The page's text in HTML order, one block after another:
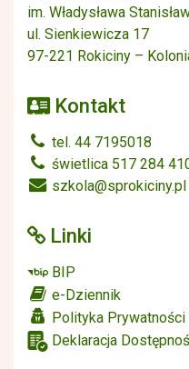
im. Władysława
ul. Sienkiewicza 17
97-221 Rokiciny –
Kontakt
tel. 44 7195018
świetlica 517 284
szkola@sprokiciny.pl
Linki
BIP
e-Dziennik
Polityka Prywatności
Deklaracja